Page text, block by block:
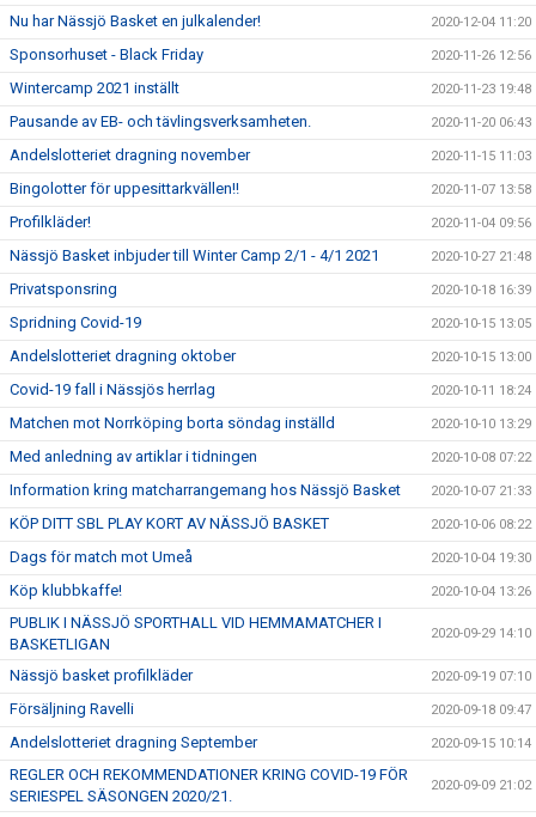
Nu har Nässjö Basket en julkalender! 2020-12-04 11:20
Sponsorhuset - Black Friday 2020-11-26 12:56
Wintercamp 2021 inställt 2020-11-23 19:48
Pausande av EB- och tävlingsverksamheten. 2020-11-20 06:43
Andelslotteriet dragning november 2020-11-15 11:03
Bingolotter för uppesittarkvällen!! 2020-11-07 13:58
Profilkläder! 2020-11-04 09:56
Nässjö Basket inbjuder till Winter Camp 2/1 - 4/1 2021 2020-10-27 21:48
Privatsponsring 2020-10-18 16:39
Spridning Covid-19 2020-10-15 13:05
Andelslotteriet dragning oktober 2020-10-15 13:00
Covid-19 fall i Nässjös herrlag 2020-10-11 18:24
Matchen mot Norrköping borta söndag inställd 2020-10-10 13:29
Med anledning av artiklar i tidningen 2020-10-08 07:22
Information kring matcharrangemang hos Nässjö Basket 2020-10-07 21:33
KÖP DITT SBL PLAY KORT AV NÄSSJÖ BASKET 2020-10-06 08:22
Dags för match mot Umeå 2020-10-04 19:30
Köp klubbkaffe! 2020-10-04 13:26
PUBLIK I NÄSSJÖ SPORTHALL VID HEMMAMATCHER I
BASKETLIGAN
2020-09-29 14:10
Nässjö basket profilkläder 2020-09-19 07:10
Försäljning Ravelli 2020-09-18 09:47
Andelslotteriet dragning September 2020-09-15 10:14
REGLER OCH REKOMMENDATIONER KRING COVID-19 FÖR
SERIESPEL SÄSONGEN 2020/21.
2020-09-09 21:02